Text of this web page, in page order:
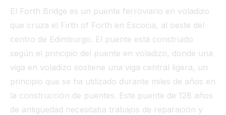
El Forth Bridge es un puente ferroviario en voladizo
que cruza el Firth of Forth en Escocia, al oeste del
centro de Edimburgo. El puente está construido
según el principio del puente en voladizo, donde una
viga en voladizo sostiene una viga central ligera, un
principio que se ha utilizado durante miles de años en
la construcción de puentes. Este puente de 128 años
de antigüedad necesitaba trabajos de reparación y